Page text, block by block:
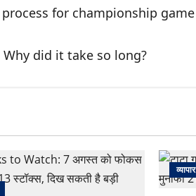
for championship game
Why did it take so long?
व्यापार